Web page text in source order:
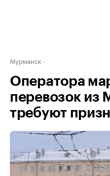
Мурманск
Оператора
перевозок из
требуют